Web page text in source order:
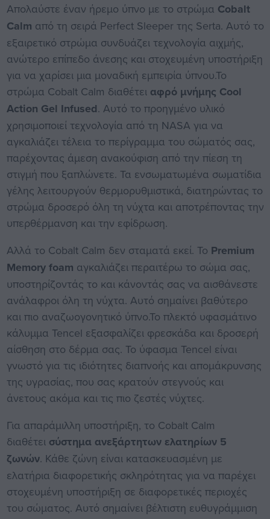
Απολαύστε έναν ήρεμο ύπνο με το στρώμα Cobalt
Calm από τη σειρά Perfect Sleeper της Serta. Αυτό το
εξαιρετικό στρώμα συνδυάζει τεχνολογία αιχμής,
ανώτερο επίπεδο άνεσης και στοχευμένη υποστήριξη
για να χαρίσει μια μοναδική εμπειρία ύπνου.Το
στρώμα Cobalt Calm διαθέτει αφρό μνήμης Cool
Action Gel Infused. Αυτό το προηγμένο υλικό
χρησιμοποιεί τεχνολογία από τη NASA για να
αγκαλιάζει τέλεια το περίγραμμα του σώματός σας,
παρέχοντας άμεση ανακούφιση από την πίεση τη
στιγμή που ξαπλώνετε. Τα ενσωματωμένα σωματίδια
γέλης λειτουργούν θερμορυθμιστικά, διατηρώντας το
στρώμα δροσερό όλη τη νύχτα και αποτρέποντας την
υπερθέρμανση και την εφίδρωση.
Αλλά το Cobalt Calm δεν σταματά εκεί. Το Premium
Memory foam αγκαλιάζει περαιτέρω το σώμα σας,
υποστηρίζοντάς το και κάνοντάς σας να αισθάνεστε
ανάλαφροι όλη τη νύχτα. Αυτό σημαίνει βαθύτερο
και πιο αναζωογονητικό ύπνο.Το πλεκτό υφασμάτινο
κάλυμμα Tencel εξασφαλίζει φρεσκάδα και δροσερή
αίσθηση στο δέρμα σας. Το ύφασμα Tencel είναι
γνωστό για τις ιδιότητες διαπνοής και απομάκρυνσης
της υγρασίας, που σας κρατούν στεγνούς και
άνετους ακόμα και τις πιο ζεστές νύχτες.
Για απαράμιλλη υποστήριξη, το Cobalt Calm
διαθέτει σύστημα ανεξάρτητων ελατηρίων 5
ζωνών. Κάθε ζώνη είναι κατασκευασμένη με
ελατήρια διαφορετικής σκληρότητας για να παρέχει
στοχευμένη υποστήριξη σε διαφορετικές περιοχές
του σώματος. Αυτό σημαίνει βέλτιστη ευθυγράμμιση